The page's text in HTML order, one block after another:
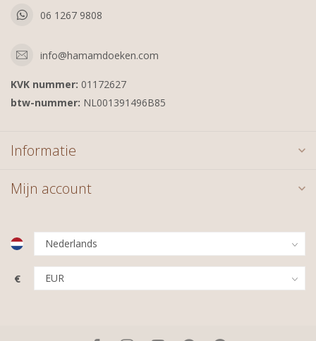
06 1267 9808
info@hamamdoeken.com
KVK nummer: 01172627
btw-nummer: NL001391496B85
Informatie
Mijn account
€